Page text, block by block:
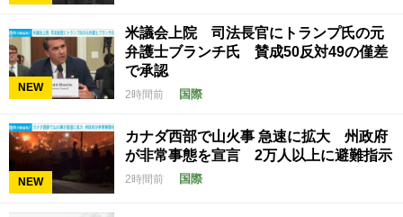
NEW
米議会上院 司法長官にトランプ氏の元
弁護士ブランチ氏 賛成50反対49の僅差
で承認
2時間前 国際
NEW
カナダ西部で山火事 急速に拡大 州政府
が非常事態を宣言 2万人以上に避難指示
2時間前 国際